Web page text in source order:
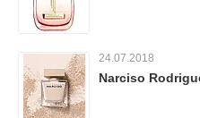
24.07.2018
Narciso